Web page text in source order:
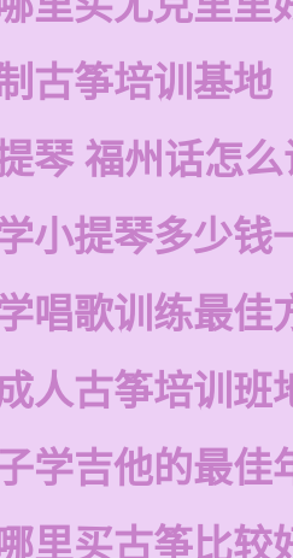
古筝培训基地
琴 福州话怎
小提琴多少钱
唱歌训练最佳
人古筝培训班
学吉他的最佳
里买古筝比较